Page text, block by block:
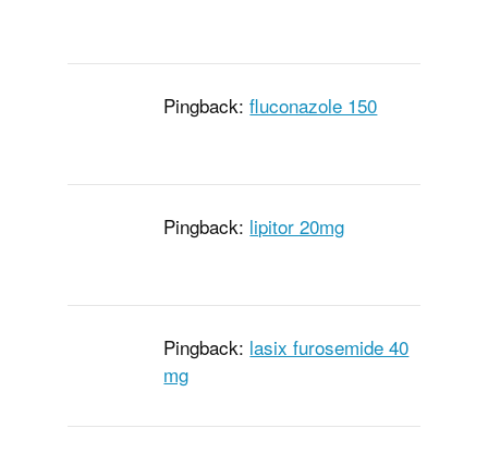
Pingback:fluconazole 150
Pingback: lipitor 20mg
Pingback: lasix furosemide 40
mg